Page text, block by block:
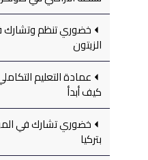
خضوري تنظم
الزيتون
عمادة التعليم
كيف أبدأ
خضوري تشارك في
بتركيا